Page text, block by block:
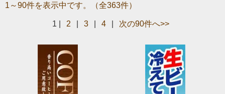
1～90件を表示中です。（全363件）
1 2 3 4 次の90件へ>>